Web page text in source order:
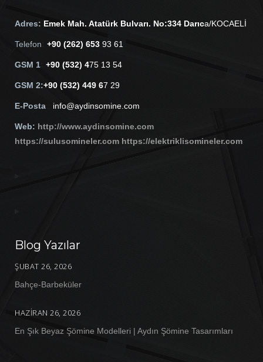
Adres: Emek Mah. Atatürk Bulvarı. No:334 Darıca/KOCAELİ
Telefon +90 (262) 653 93 61
GSM 1 +90 (532) 475 13 54
GSM 2:+90 (532) 449 67 29
E-Posta info@aydinsomine.com
Web: http://www.aydinsomine.com
https://sulusomineler.com https://elektriklisomineler.com
Blog Yazılar
ŞUBAT 26, 2026
Bahçe-Barbeküler
HAZIRAN 26, 2026
En Şık Beyaz Şömine Modelleri | Aydın Şömine Tasarımları